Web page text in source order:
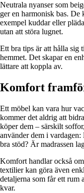
Neutrala nyanser som
ger en harmonisk bas. De
exempel kuddar eller
utan att störa lugnet.
Ett bra tips är att hålla sig
hemmet. Det skapar en
lättare att koppla av.
Komfort
Ett möbel kan vara hur
kommer det aldrig att
köper dem – särskilt
använder dem i
bra stöd? Är madrassen
Komfort handlar också
textilier kan göra även
detaljerna som får ett rum
kvar.